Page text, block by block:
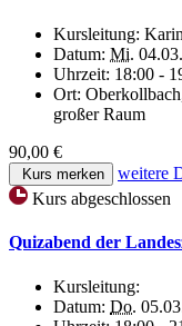
Kursleitung:
Datum: Mi.
Uhrzeit: 18:00 -
Ort:
großer Raum
90,00 €
Kurs merken
weitere
Kurs abgeschlossen
Quizabend der
Kursleitung:
Datum: Do.